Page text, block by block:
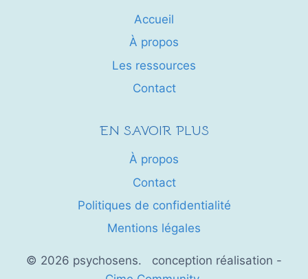
Accueil
À propos
Les ressources
Contact
EN SAVOIR PLUS
À propos
Contact
Politiques de confidentialité
Mentions légales
© 2026 psychosens. conception réalisation -